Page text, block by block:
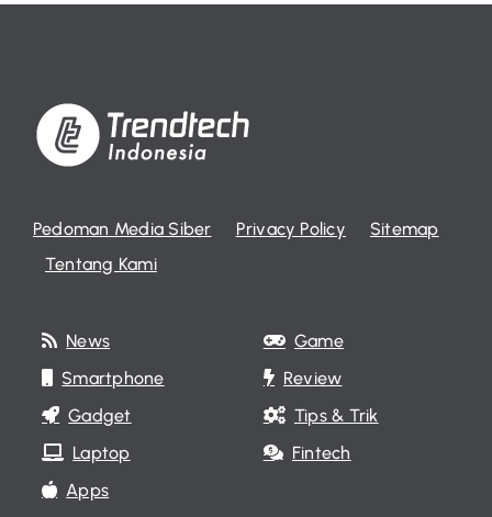
Pedoman Media Siber Privacy Policy
Sitemap
Tentang Kami
News
Smartphone
Gadget
Laptop
Apps
Game
Review
Tips & Trik
Fintech